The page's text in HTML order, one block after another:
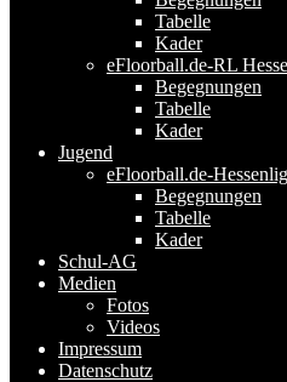
Tabelle
Kader
eFloorball.de-RL
Begegnungen
Tabelle
Kader
Jugend
eFloorball.de-
Begegnungen
Tabelle
Kader
Schul-AG
Medien
Fotos
Videos
Impressum
Datenschutz